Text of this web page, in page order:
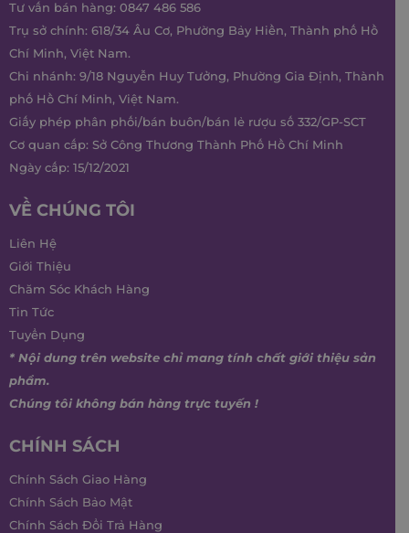
Tư vấn bán hàng: 0847 486 586
Trụ sở chính: 618/34 Âu Cơ, Phường Bảy Hiền, Thành phố Hồ
Chí Minh, Việt Nam.
Chi nhánh: 9/18 Nguyễn Huy Tưởng, Phường Gia Định, Thành
phố Hồ Chí Minh, Việt Nam.
Giấy phép phân phối/bán buôn/bán lẻ rượu số 332/GP-SCT
Cơ quan cấp: Sở Công Thương Thành Phố Hồ Chí Minh
Ngày cấp: 15/12/2021
VỀ CHÚNG TÔI
Liên Hệ
Giới Thiệu
Chăm Sóc Khách Hàng
Tin Tức
Tuyển Dụng
* Nội dung trên website chỉ mang tính chất giới thiệu sản
phẩm.
Chúng tôi không bán hàng trực tuyến !
CHÍNH SÁCH
Chính Sách Giao Hàng
Chính Sách Bảo Mật
Chính Sách Đổi Trả Hàng